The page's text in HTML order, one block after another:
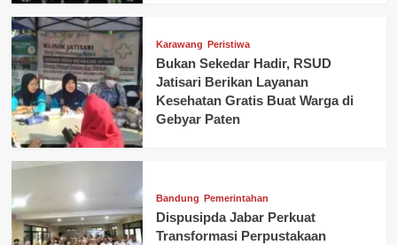
Karawang Peristiwa
Bukan Sekedar Hadir, RSUD
Jatisari Berikan Layanan
Kesehatan Gratis Buat Warga di
Gebyar Paten
Bandung Pemerintahan
Dispusipda Jabar Perkuat
Transformasi Perpustakaan